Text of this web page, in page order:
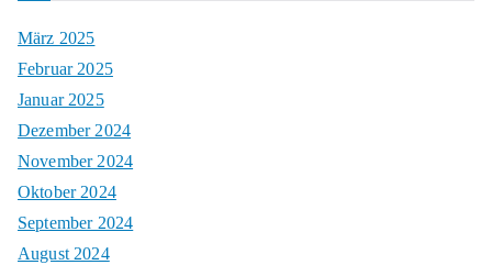
März 2025
Februar 2025
Januar 2025
Dezember 2024
November 2024
Oktober 2024
September 2024
August 2024